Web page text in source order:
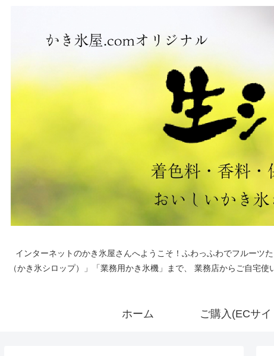
インターネットのかき氷屋さんへようこそ！ふわっふわでフルーツ
（かき氷シロップ）」「業務用かき氷機」まで、 業務店からご自宅
ホーム ご購入(ECサイ